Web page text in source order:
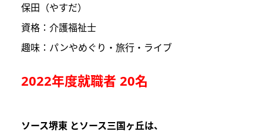
保田（やすだ）
資格：介護福祉士
趣味：パンやめぐり・旅行・ライブ
2022年度就職者 20名
ソース堺東 とソース三国ヶ丘は、